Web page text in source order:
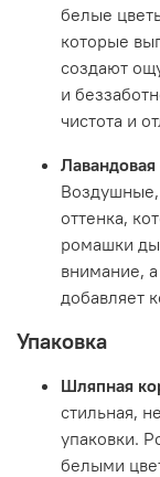
белые
которые
создают
и
чистота и
Лавандовая
оттенка,
ромашки
внимание,
добавляет
Упаковка
Шляпная
стильная,
упаковки.
белыми